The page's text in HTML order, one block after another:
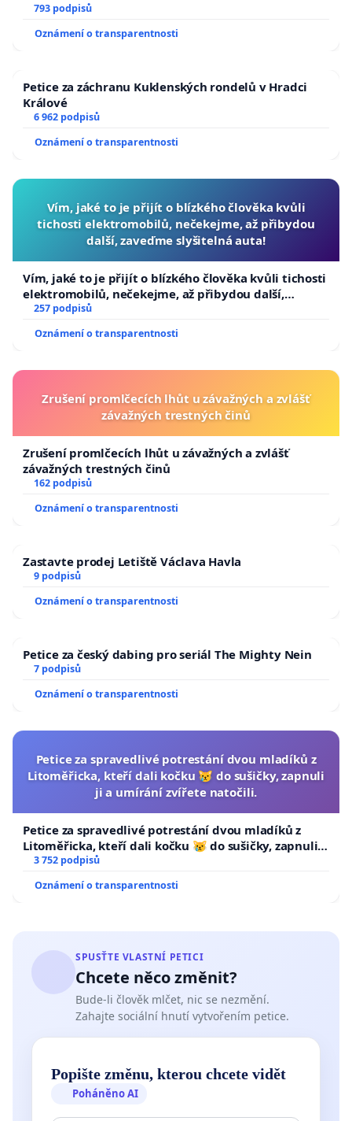
793 podpisů
Oznámení o transparentnosti
Petice za záchranu Kuklenských rondelů v Hradci
Králové
6 962 podpisů
Oznámení o transparentnosti
Vím, jaké to je přijít o blízkého člověka kvůli
tichosti elektromobilů, nečekejme, až přibydou
další, zaveďme slyšitelná auta!
Vím, jaké to je přijít o blízkého člověka kvůli tichosti
elektromobilů, nečekejme, až přibydou další,
zaveďme slyšitelná auta!
257 podpisů
Oznámení o transparentnosti
Zrušení promlčecích lhůt u závažných a zvlášť
závažných trestných činů
Zrušení promlčecích lhůt u závažných a zvlášť
závažných trestných činů
162 podpisů
Oznámení o transparentnosti
Zastavte prodej Letiště Václava Havla
9 podpisů
Oznámení o transparentnosti
Petice za český dabing pro seriál The Mighty Nein
7 podpisů
Oznámení o transparentnosti
Petice za spravedlivé potrestání dvou mladíků z
Litoměřicka, kteří dali kočku 😿 do sušičky, zapnuli
ji a umírání zvířete natočili.
Petice za spravedlivé potrestání dvou mladíků z
Litoměřicka, kteří dali kočku 😿 do sušičky, zapnuli ji
a umírání zvířete natočili.
3 752 podpisů
Oznámení o transparentnosti
SPUSŤTE VLASTNÍ PETICI
Chcete něco změnit?
Bude-li člověk mlčet, nic se nezmění.
Zahajte sociální hnutí vytvořením petice.
Popište změnu, kterou chcete vidět
Poháněno AI